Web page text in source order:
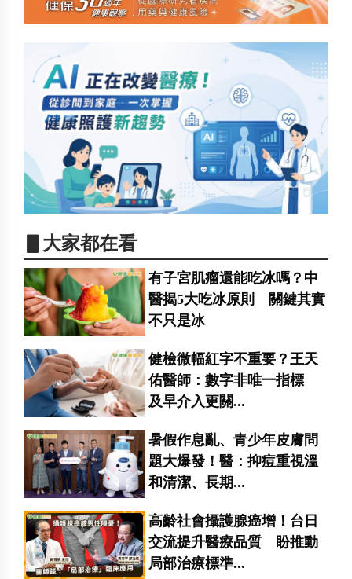
▋大家都在看
有子宮肌瘤還能吃冰嗎？中
醫揭5大吃冰原則 關鍵其實
不只是冰
健檢微幅紅字不重要？王天
佑醫師：數字非唯一指標
及早介入更關...
暑假作息亂、青少年皮膚問
題大爆發！醫：抑痘重視溫
和清潔、長期...
高齡社會攝護腺癌增！台日
交流提升醫療品質 盼推動
局部治療標準...